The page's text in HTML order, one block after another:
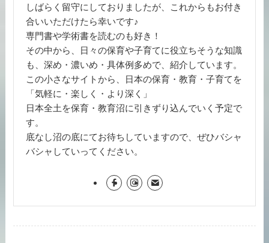
しばらく留守にしておりましたが、これからもお付き
合いいただけたら幸いです♪
専門書や学術書を読むのも好き！
その中から、日々の保育や子育てに役立ちそうな知識
も、深め・濃いめ・具体例多めで、紹介しています。
この小さなサイトから、日本の保育・教育・子育てを
「気軽に・楽しく・より深く」
日本全土を保育・教育沼に引きずり込んでいく予定で
す。
底なし沼の底にてお待ちしていますので、ぜひバシャ
バシャしていってください。